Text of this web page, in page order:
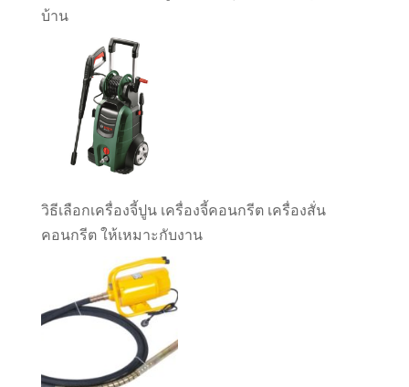
บ้าน
วิธีเลือกเครื่องจี้ปูน เครื่องจี้คอนกรีต เครื่องสั่น
คอนกรีต ให้เหมาะกับงาน